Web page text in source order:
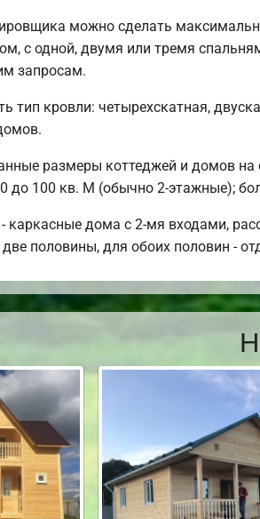
можно сделать
с одной, двумя или тремя
запросам.
тип кровли: четырехскатная,
размеры коттеджей и домов
до 100 кв. М (обычно 2-этажные);
каркасные дома с 2-мя входами,
половины, для обоих половин -